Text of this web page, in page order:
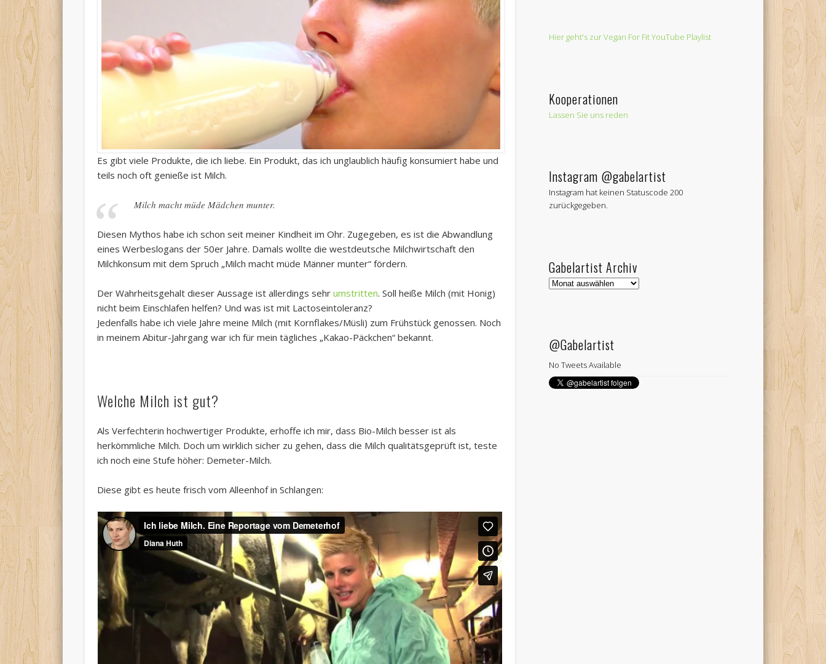
Es gibt viele Produkte, die ich liebe. Ein Produkt, das ich unglaublich häufig konsumiert habe und
teils noch oft genieße ist Milch.
Milch macht müde Mädchen munter.
Diesen Mythos habe ich schon seit meiner Kindheit im Ohr. Zugegeben, es ist die Abwandlung
eines Werbeslogans der 50er Jahre. Damals wollte die westdeutsche Milchwirtschaft den
Milchkonsum mit dem Spruch „Milch macht müde Männer munter“ fördern.
Der Wahrheitsgehalt dieser Aussage ist allerdings sehrumstritten. Soll heiße Milch (mit Honig)
nicht beim Einschlafen helfen? Und was ist mit Lactoseintoleranz?
Jedenfalls habe ich viele Jahre meine Milch (mit Kornflakes/Müsli) zum Frühstück genossen. Noch
in meinem Abitur-Jahrgang war ich für mein tägliches „Kakao-Päckchen“ bekannt.
Welche Milch ist gut?
Als Verfechterin hochwertiger Produkte, erhoffe ich mir, dass Bio-Milch besser ist als
herkömmliche Milch. Doch um wirklich sicher zu gehen, dass die Milch qualitätsgeprüft ist, teste
ich noch eine Stufe höher: Demeter-Milch.
Diese gibt es heute frisch vom Alleenhof in Schlangen:
Hier geht's zur Vegan For Fit YouTube Playlist
Kooperationen
Lassen Sie uns reden
Instagram @gabelartist
Instagram hat keinen Statuscode 200
zurückgegeben.
Gabelartist Archiv
Gabelartist
@Gabelartist
No Tweets Available